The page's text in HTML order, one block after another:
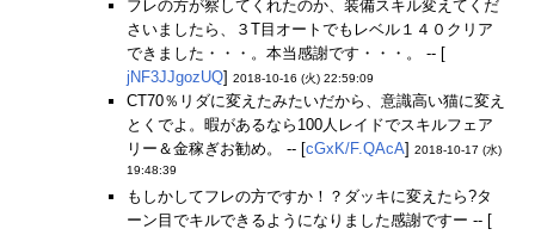
フレの方が察してくれたのか、装備スキル変えてくだ
さいましたら、３T目オートでもレベル１４０クリア
できました・・・。本当感謝です・・・。 -- [
jNF3JJgozUQ] 2018-10-16 (火) 22:59:09
CT70％リダに変えたみたいだから、意識高い猫に変え
とくでよ。暇があるなら100人レイドでスキルフェア
リー＆金稼ぎお勧め。 -- [cGxK/F.QAcA] 2018-10-17 (水)
19:48:39
もしかしてフレの方ですか！？ダッキに変えたら?タ
ーン目でキルできるようになりました感謝ですー -- [